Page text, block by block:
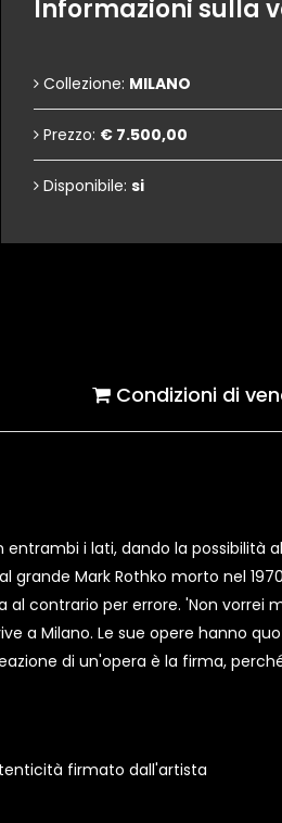
Informazioni sulla
Collezione: MILANO
Prezzo: € 7.500,00
Disponibile: si
Condizioni di
i lati, dando la
grande Mark Rothko morto nel
al contrario per errore. 'Non
a Milano. Le sue opere hanno
di un'opera è la firma,
firmato dall'artista